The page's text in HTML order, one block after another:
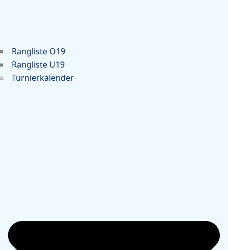
Rangliste O19
Rangliste U19
Turnierkalender